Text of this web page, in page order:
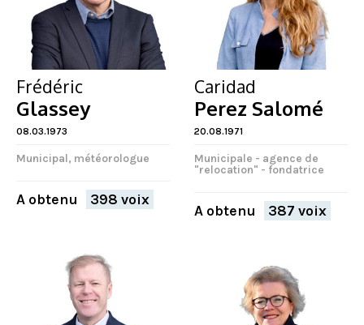
Frédéric
Glassey
08.03.1973
Municipal, météorologue
A obtenu 398 voix
Caridad
Perez Salomé
20.08.1971
Municipale - agence de
"relocation" - fondatrice
A obtenu 387 voix